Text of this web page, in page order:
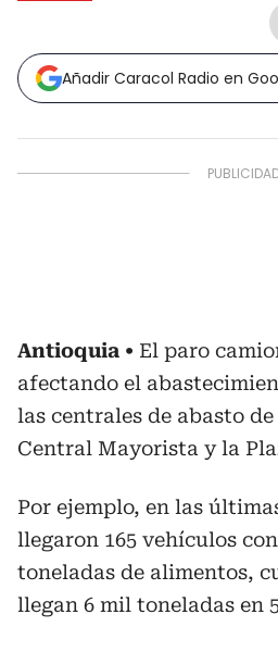
Añadir Caracol Radio en
Antioquia
El paro
afectando el
las centrales de abasto
Central Mayorista y la
Por ejemplo, en las
llegaron 165 vehículos
toneladas de alimentos,
llegan 6 mil toneladas en